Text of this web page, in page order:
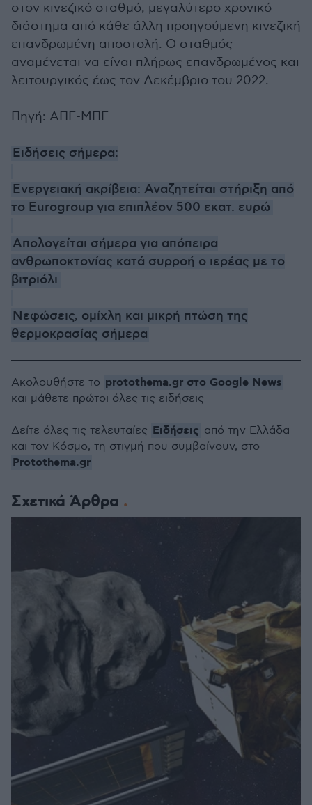
στον κινεζικό σταθμό, μεγαλύτερο χρονικό
διάστημα από κάθε άλλη προηγούμενη κινεζική
επανδρωμένη αποστολή. Ο σταθμός
αναμένεται να είναι πλήρως επανδρωμένος και
λειτουργικός έως τον Δεκέμβριο του 2022.
Πηγή: ΑΠΕ-ΜΠΕ
Ειδήσεις σήμερα:
Ενεργειακή ακρίβεια: Αναζητείται στήριξη από
το Eurogroup για επιπλέον 500 εκατ. ευρώ
Απολογείται σήμερα για απόπειρα
ανθρωποκτονίας κατά συρροή ο ιερέας με το
βιτριόλι
Νεφώσεις, ομίχλη και μικρή πτώση της
θερμοκρασίας σήμερα
Σχετικά Άρθρα
Ακολουθήστε το protothema.gr στο Google News
και μάθετε πρώτοι όλες τις ειδήσεις
Δείτε όλες τις τελευταίες Ειδήσεις από την Ελλάδα
και τον Κόσμο, τη στιγμή που συμβαίνουν, στο
Protothema.gr